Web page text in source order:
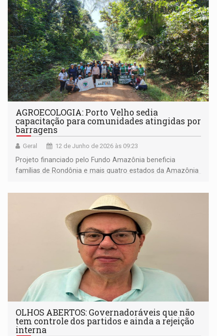
AGROECOLOGIA: Porto Velho sedia
capacitação para comunidades atingidas por
barragens
Geral 12 de Junho de 2026 às 09:23
Projeto financiado pelo Fundo Amazônia beneficia
famílias de Rondônia e mais quatro estados da Amazônia
OLHOS ABERTOS: Governadoráveis que não
tem controle dos partidos e ainda a rejeição
interna